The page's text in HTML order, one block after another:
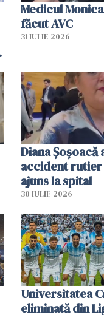
Medicul
făcut AVC
31 IULIE 2026
Diana Șoșoacă
accident rutier
ajuns la spital
30 IULIE 2026
Universitatea
eliminată din